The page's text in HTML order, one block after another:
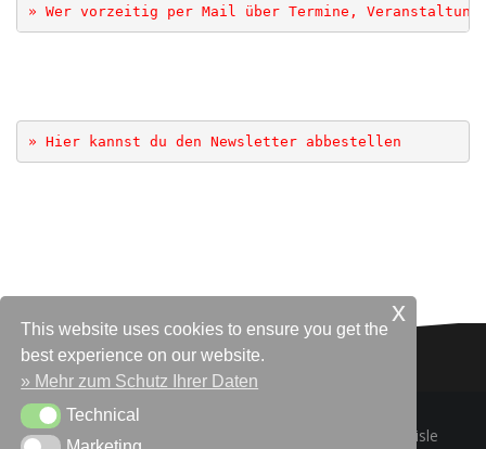
» Wer vorzeitig per Mail über Termine,
» Hier kannst du den Newsletter abbestellen
Powered by WordPress by Themeisle
This website uses cookies to ensure you get the
best experience on our website.
» Mehr zum Schutz Ihrer Daten
TechnicalTechnical
x